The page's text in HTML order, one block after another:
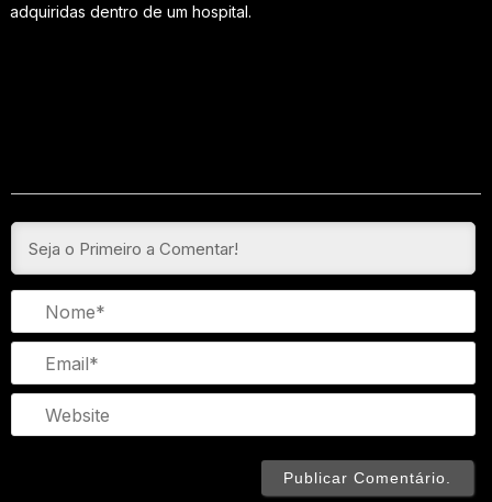
adquiridas dentro de um hospital.